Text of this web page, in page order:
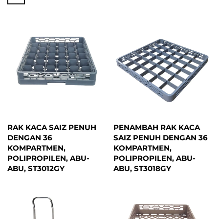
RAK KACA SAIZ PENUH
DENGAN 36
KOMPARTMEN,
POLIPROPILEN, ABU-
ABU, ST3012GY
PENAMBAH RAK KACA
SAIZ PENUH DENGAN 36
KOMPARTMEN,
POLIPROPILEN, ABU-
ABU, ST3018GY